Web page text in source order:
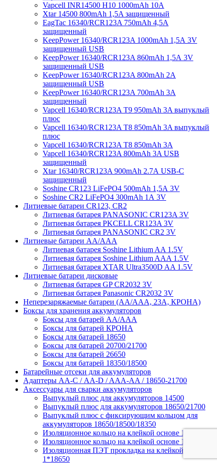
Vapcell INR14500 H10 1000mAh 10А
Xtar 14500 800mAh 1,5A защищенный
EagTac 16340/RCR123A 750mAh 4,5A
защищенный
KeepPower 16340/RCR123A 1000mAh 1,5А 3V
защищенный USB
KeepPower 16340/RCR123A 860mAh 1,5А 3V
защищенный USB
KeepPower 16340/RCR123A 800mAh 2А
защищенный USB
KeepPower 16340/RCR123A 700mAh 3A
защищенный
Vapcell 16340/RCR123A T9 950mAh 3A выпуклый
плюс
Vapcell 16340/RCR123A T8 850mAh 3A выпуклый
плюс
Vapcell 16340/RCR123A T8 850mAh 3A
Vapcell 16340/RCR123A 800mAh 3A USB
защищенный
Xtar 16340/RCR123A 900mAh 2.7А USB-C
защищенный
Soshine CR123 LiFePO4 500mAh 1,5А 3V
Soshine CR2 LiFePO4 300mAh 1А 3V
Литиевые батареи CR123, CR2
Литиевая батарея PANASONIC CR123A 3V
Литиевая батарея PKCELL CR123A 3V
Литиевая батарея PANASONIC CR2 3V
Литиевые батареи АА/ААА
Литиевая батарея Soshine Lithium AA 1.5V
Литиевая батарея Soshine Lithium AAA 1.5V
Литиевая батарея XTAR Ultra3500D AA 1.5V
Литиевые батареи дисковые
Литиевая батарея GP CR2032 3V
Литиевая батарея Panasonic CR2032 3V
Неперезаряжаемые батареи (АА/ААА, 23A, КРОНА)
Боксы для хранения аккумуляторов
Боксы для батарей АА/ААА
Боксы для батарей КРОНА
Боксы для батарей 18650
Боксы для батарей 20700/21700
Боксы для батарей 26650
Боксы для батарей 18350/18500
Батарейные отсеки для аккумуляторов
Адаптеры АА-С / АА-D / AAA-AA / 18650-21700
Аксессуары для сварки аккумуляторов
Выпуклый плюс для аккумуляторов 14500
Выпуклый плюс для аккумуляторов 18650/21700
Выпуклый плюс с фиксирующим кольцом для
аккумуляторов 18650/18500/18350
Изоляционное кольцо на клейкой основе 1*18650
Изоляционное кольцо на клейкой основе 1*21700
Изоляционная ПЭТ прокладка на клейкой основе
1*18650